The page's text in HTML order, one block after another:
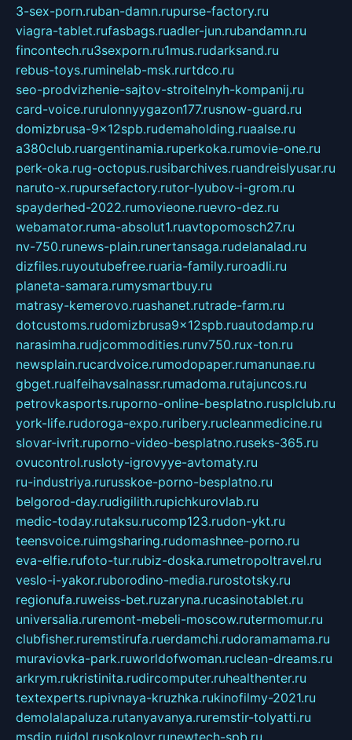
3-sex-porn.ruban-damn.rupurse-factory.ru
viagra-tablet.rufasbags.ruadler-jun.rubandamn.ru
fincontech.ru3sexporn.ru1mus.rudarksand.ru
rebus-toys.ruminelab-msk.rurtdco.ru
seo-prodvizhenie-sajtov-stroitelnyh-kompanij.ru
card-voice.rurulonnyygazon177.rusnow-guard.ru
domizbrusa-9x12spb.rudemaholding.ruaalse.ru
a380club.ruargentinamia.ruperkoka.rumovie-one.ru
perk-oka.rug-octopus.rusibarchives.ruandreislyusar.ru
naruto-x.rupursefactory.rutor-lyubov-i-grom.ru
spayderhed-2022.rumovieone.ruevro-dez.ru
webamator.ruma-absolut1.ruavtopomosch27.ru
nv-750.runews-plain.runertansaga.rudelanalad.ru
dizfiles.ruyoutubefree.ruaria-family.ruroadli.ru
planeta-samara.rumysmartbuy.ru
matrasy-kemerovo.ruashanet.rutrade-farm.ru
dotcustoms.rudomizbrusa9x12spb.ruautodamp.ru
narasimha.rudjcommodities.runv750.rux-ton.ru
newsplain.rucardvoice.rumodopaper.rumanunae.ru
gbget.rualfeihavsalnassr.rumadoma.rutajuncos.ru
petrovkasports.ruporno-online-besplatno.rusplclub.ru
york-life.rudoroga-expo.ruribery.rucleanmedicine.ru
slovar-ivrit.ruporno-video-besplatno.ruseks-365.ru
ovucontrol.rusloty-igrovyye-avtomaty.ru
ru-industriya.rurusskoe-porno-besplatno.ru
belgorod-day.rudigilith.rupichkurovlab.ru
medic-today.rutaksu.rucomp123.rudon-ykt.ru
teensvoice.ruimgsharing.rudomashnee-porno.ru
eva-elfie.rufoto-tur.rubiz-doska.rumetropoltravel.ru
veslo-i-yakor.ruborodino-media.rurostotsky.ru
regionufa.ruweiss-bet.ruzaryna.rucasinotablet.ru
universalia.ruremont-mebeli-moscow.rutermomur.ru
clubfisher.ruremstirufa.ruerdamchi.rudoramamama.ru
muraviovka-park.ruworldofwoman.ruclean-dreams.ru
arkrym.rukristinita.rudircomputer.ruhealthenter.ru
textexperts.rupivnaya-kruzhka.rukinofilmy-2021.ru
demolalapaluza.rutanyavanya.ruremstir-tolyatti.ru
msdip.rujdol.rusokolovr.runewtech-spb.ru